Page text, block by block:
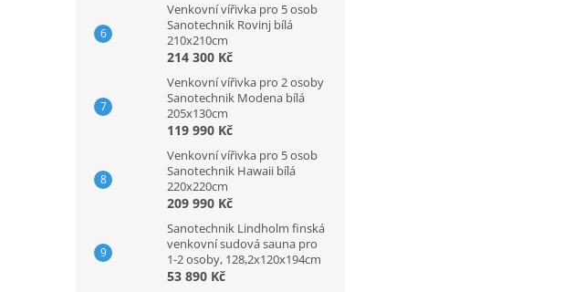
Venkovní vířivka pro 5 osob
Sanotechnik Rovinj bílá
210x210cm
214 300 Kč
Venkovní vířivka pro 2 osoby
Sanotechnik Modena bílá
205x130cm
119 990 Kč
Venkovní vířivka pro 5 osob
Sanotechnik Hawaii bílá
220x220cm
209 990 Kč
Sanotechnik Lindholm finská
venkovní sudová sauna pro
1-2 osoby, 128,2x120x194cm
53 890 Kč